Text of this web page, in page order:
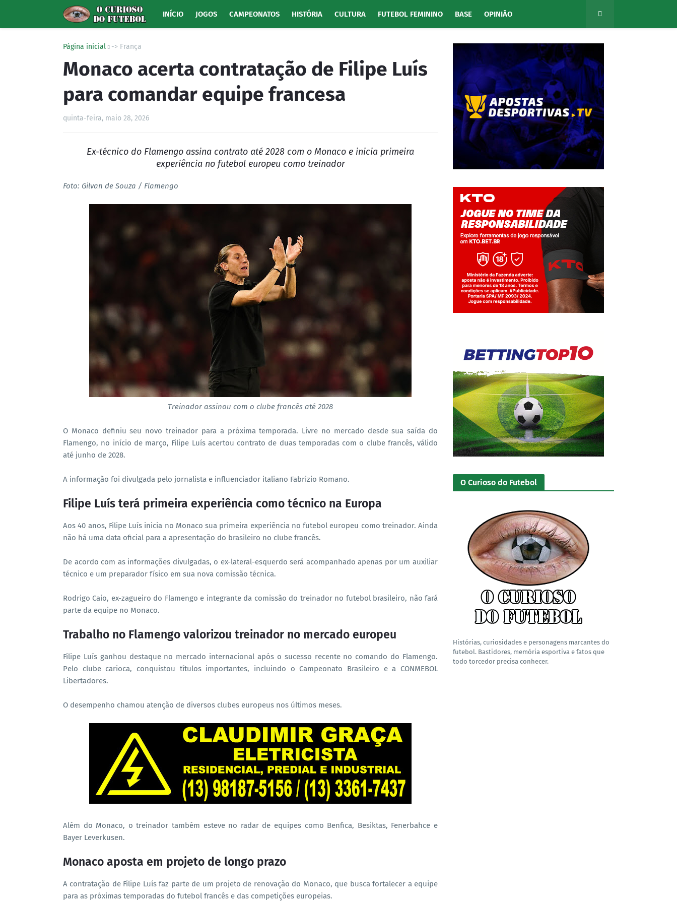
INÍCIO JOGOS CAMPEONATOS HISTÓRIA CULTURA FUTEBOL FEMININO BASE OPINIÃO
Página inicial -> França
Monaco acerta contratação de Filipe Luís
para comandar equipe francesa
quinta-feira, maio 28, 2026
Ex-técnico do Flamengo assina contrato até 2028 com o Monaco e inicia primeira
experiência no futebol europeu como treinador
Foto: Gilvan de Souza / Flamengo
Treinador assinou com o clube francês até 2028
O Monaco definiu seu novo treinador para a próxima temporada. Livre no mercado desde sua saída do
Flamengo, no início de março, Filipe Luís acertou contrato de duas temporadas com o clube francês, válido
até junho de 2028.
A informação foi divulgada pelo jornalista e influenciador italiano Fabrizio Romano.
Filipe Luís terá primeira experiência como técnico na Europa
Aos 40 anos, Filipe Luís inicia no Monaco sua primeira experiência no futebol europeu como treinador. Ainda
não há uma data oficial para a apresentação do brasileiro no clube francês.
De acordo com as informações divulgadas, o ex-lateral-esquerdo será acompanhado apenas por um auxiliar
técnico e um preparador físico em sua nova comissão técnica.
Rodrigo Caio, ex-zagueiro do Flamengo e integrante da comissão do treinador no futebol brasileiro, não fará
parte da equipe no Monaco.
Trabalho no Flamengo valorizou treinador no mercado europeu
Filipe Luís ganhou destaque no mercado internacional após o sucesso recente no comando do Flamengo.
Pelo clube carioca, conquistou títulos importantes, incluindo o Campeonato Brasileiro e a CONMEBOL
Libertadores.
O desempenho chamou atenção de diversos clubes europeus nos últimos meses.
Além do Monaco, o treinador também esteve no radar de equipes como Benfica, Besiktas, Fenerbahce e
Bayer Leverkusen.
Monaco aposta em projeto de longo prazo
A contratação de Filipe Luís faz parte de um projeto de renovação do Monaco, que busca fortalecer a equipe
para as próximas temporadas do futebol francês e das competições europeias.
Jogue com responsabilidade. 18+
O Curioso do Futebol
Histórias, curiosidades e personagens marcantes do
futebol. Bastidores, memória esportiva e fatos que
todo torcedor precisa conhecer.